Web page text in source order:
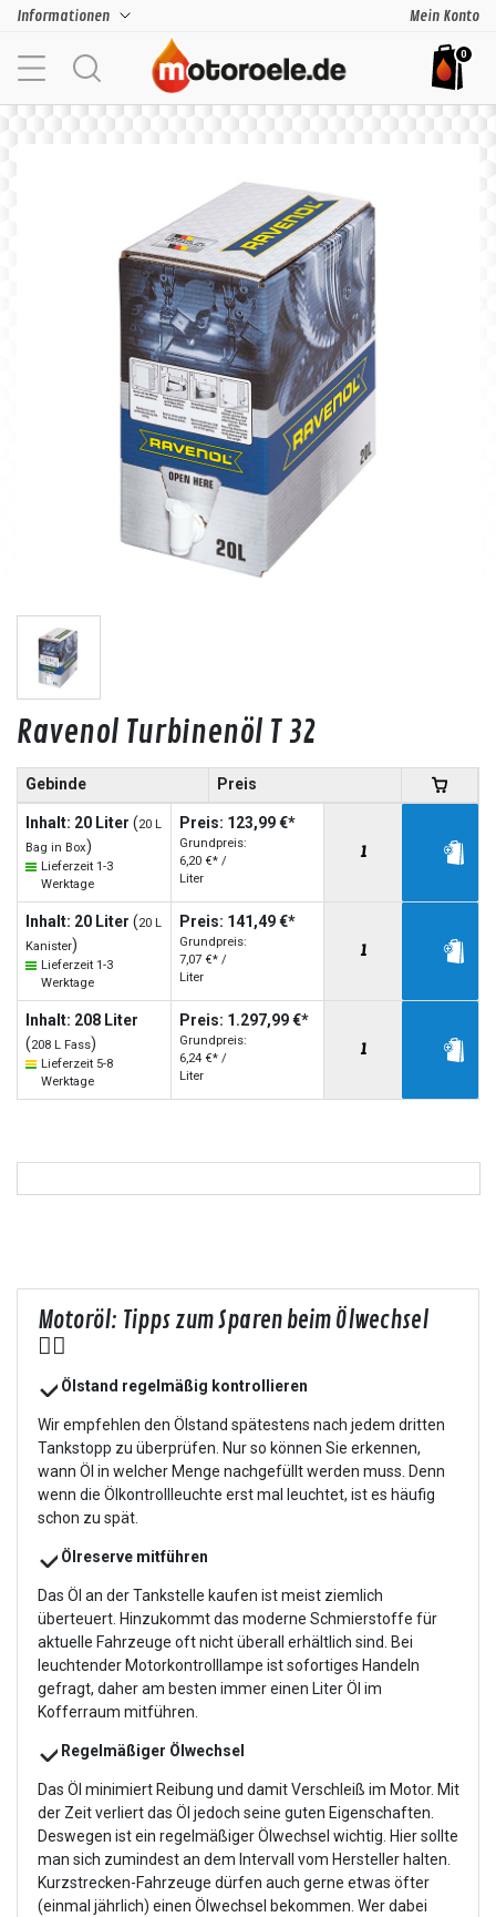
Informationen Mein Konto
0
Ravenol Turbinenöl T 32
Gebinde Preis
Inhalt: 20 Liter (20 L
Bag in Box)
Lieferzeit 1-3
Werktage
Preis: 123,99 €*
Grundpreis:
6,20 €* /
Liter
Inhalt: 20 Liter (20 L
Kanister)
Lieferzeit 1-3
Werktage
Preis: 141,49 €*
Grundpreis:
7,07 €* /
Liter
Inhalt: 208 Liter
(208 L Fass)
Lieferzeit 5-8
Werktage
Preis: 1.297,99 €*
Grundpreis:
6,24 €* /
Liter
Motoröl: Tipps zum Sparen beim Ölwechsel
👍🏻
Ölstand regelmäßig kontrollieren
Wir empfehlen den Ölstand spätestens nach jedem dritten
Tankstopp zu überprüfen. Nur so können Sie erkennen,
wann Öl in welcher Menge nachgefüllt werden muss. Denn
wenn die Ölkontrollleuchte erst mal leuchtet, ist es häufig
schon zu spät.
Ölreserve mitführen
Das Öl an der Tankstelle kaufen ist meist ziemlich
überteuert. Hinzukommt das moderne Schmierstoffe für
aktuelle Fahrzeuge oft nicht überall erhältlich sind. Bei
leuchtender Motorkontrolllampe ist sofortiges Handeln
gefragt, daher am besten immer einen Liter Öl im
Kofferraum mitführen.
Regelmäßiger Ölwechsel
Das Öl minimiert Reibung und damit Verschleiß im Motor. Mit
der Zeit verliert das Öl jedoch seine guten Eigenschaften.
Deswegen ist ein regelmäßiger Ölwechsel wichtig. Hier sollte
man sich zumindest an dem Intervall vom Hersteller halten.
Kurzstrecken-Fahrzeuge dürfen auch gerne etwas öfter
(einmal jährlich) einen Ölwechsel bekommen. Wer dabei